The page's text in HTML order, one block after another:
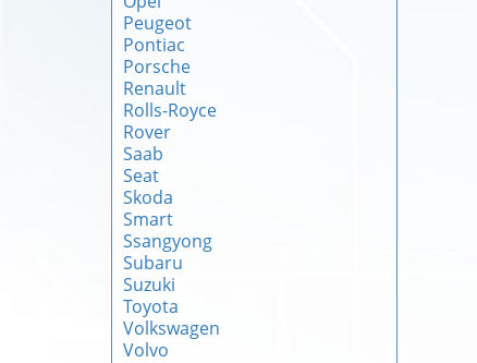
Peugeot
Pontiac
Porsche
Renault
Rolls-Royce
Rover
Saab
Seat
Skoda
Smart
Ssangyong
Subaru
Suzuki
Toyota
Volkswagen
Volvo